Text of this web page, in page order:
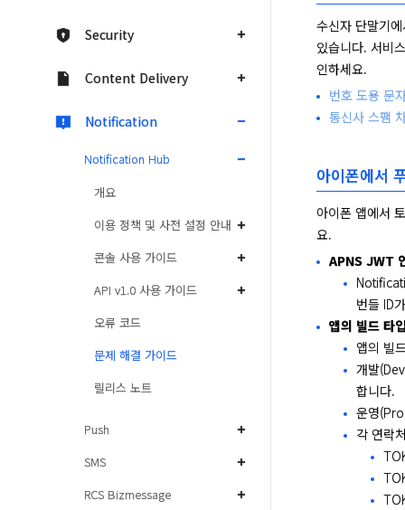
Security
Content Delivery
Notification
Notification Hub
개요
이용 정책 및 사전 설정 안내
콘솔 사용 가이드
API v1.0 사용 가이드
오류 코드
문제 해결 가이드
릴리스 노트
Push
SMS
RCS Bizmessage
수신자 단말기
있습니다. 서비
인하세요.
번호 도용 문
통신사 스팸
아이폰에서
아이폰 앱에서
요.
APNS JWT
번들 ID
앱의 빌드 타
앱의 빌
개발
합니다.
운영
각 연락